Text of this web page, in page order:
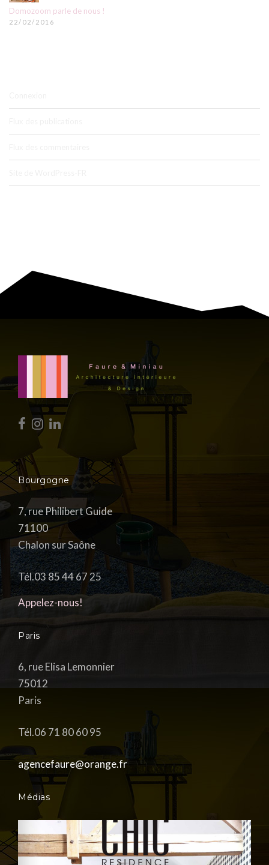
Domozoom parle de nous !
22/02/2016
Bourgogne
7, rue Philibert Guide
71100
Chalon sur Saône
Tél.03 85 44 67 25
Appelez-nous!
Paris
6, rue Elisa Lemonnier
75012
Paris
Tél.06 71 80 60 95
agencefaure@orange.fr
Médias